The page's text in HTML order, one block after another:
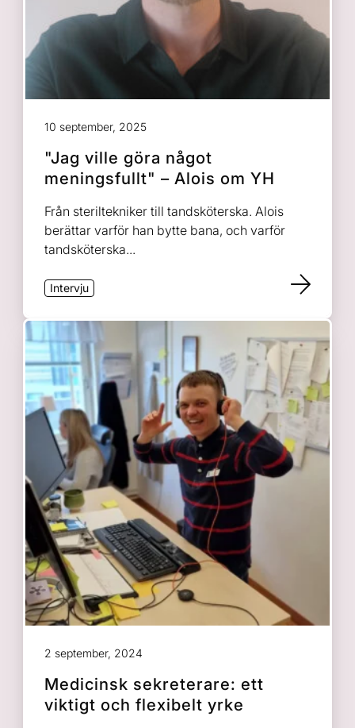
10 september, 2025
"Jag ville göra något
meningsfullt" – Alois om YH
Från steriltekniker till tandsköterska. Alois
berättar varför han bytte bana, och varför
tandsköterska...
Intervju
2 september, 2024
Medicinsk sekreterare: ett
viktigt och flexibelt yrke